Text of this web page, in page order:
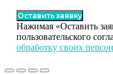
Оставить заявку
Нажимая «Оставить
пользовательского
обработку своих